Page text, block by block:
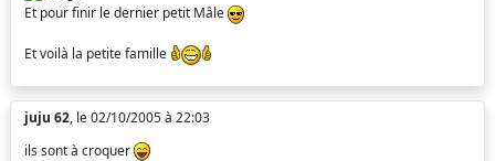
Et pour finir le dernier petit Mâle
Et voilà la petite famille
juju 62, le 02/10/2005 à 22:03
ils sont à croquer